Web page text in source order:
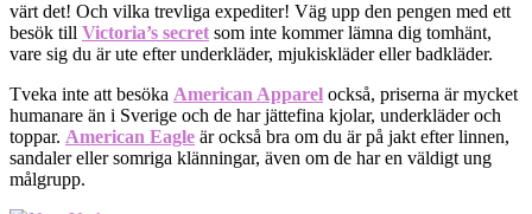
värt det! Och vilka trevliga expediter! Väg upp den pengen med ett
besök till Victoria’s secret som inte kommer lämna dig tomhänt,
vare sig du är ute efter underkläder, mjukiskläder eller badkläder.
Tveka inte att besöka American Apparel också, priserna är mycket
humanare än i Sverige och de har jättefina kjolar, underkläder och
toppar. American Eagle är också bra om du är på jakt efter linnen,
sandaler eller somriga klänningar, även om de har en väldigt ung
målgrupp.